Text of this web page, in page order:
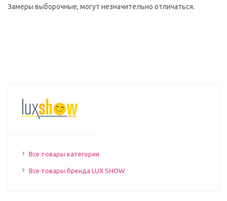
Замеры выборочные, могут незначительно отличаться.
Все товары категории
Все товары бренда LUX SHOW